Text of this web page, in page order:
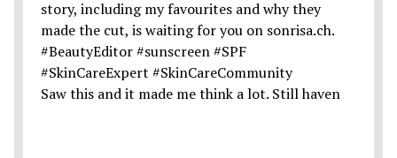
Saw this and it made me think a lot. Still haven